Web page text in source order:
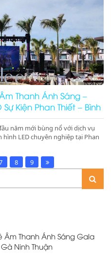
Thanh Ánh Sáng –
Kiện Phan Thiết – Bình
năm mới bùng nổ với dịch vụ
LED chuyên nghiệp tại Phan
Phan Rang.
8 9
Thanh Ánh Sáng Gala
Ninh Thuận